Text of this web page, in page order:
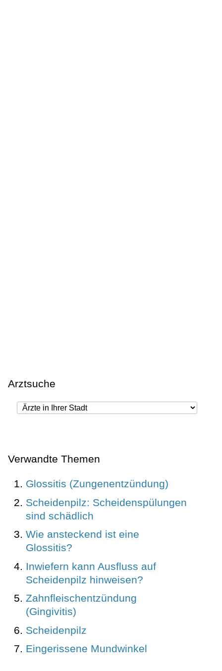
Arztsuche
Verwandte Themen
Glossitis (Zungenentzündung)
Scheidenpilz: Scheidenspülungen
sind schädlich
Wie ansteckend ist eine
Glossitis?
Inwiefern kann Ausfluss auf
Scheidenpilz hinweisen?
Zahnfleischentzündung
(Gingivitis)
Scheidenpilz
Eingerissene Mundwinkel